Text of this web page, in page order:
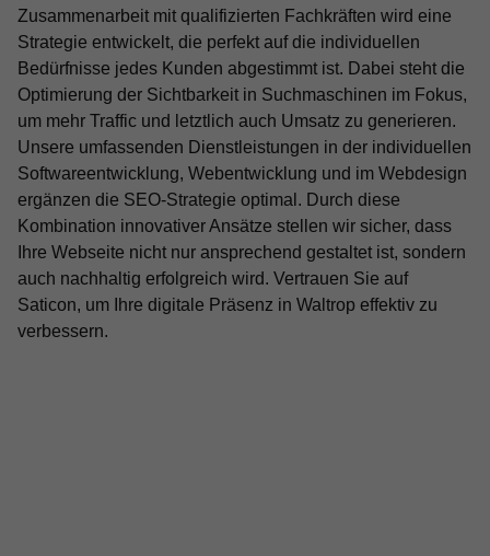
Zusammenarbeit mit qualifizierten Fachkräften wird eine
Strategie entwickelt, die perfekt auf die individuellen
Bedürfnisse jedes Kunden abgestimmt ist. Dabei steht die
Optimierung der Sichtbarkeit in Suchmaschinen im Fokus,
um mehr Traffic und letztlich auch Umsatz zu generieren.
Unsere umfassenden Dienstleistungen in der individuellen
Softwareentwicklung, Webentwicklung und im Webdesign
ergänzen die SEO-Strategie optimal. Durch diese
Kombination innovativer Ansätze stellen wir sicher, dass
Ihre Webseite nicht nur ansprechend gestaltet ist, sondern
auch nachhaltig erfolgreich wird. Vertrauen Sie auf
Saticon, um Ihre digitale Präsenz in Waltrop effektiv zu
verbessern.